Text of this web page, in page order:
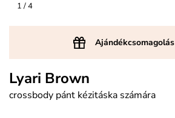
1/ 4
Ajándékcsomagolás
Lyari Brown
crossbody pánt kézitáska számára